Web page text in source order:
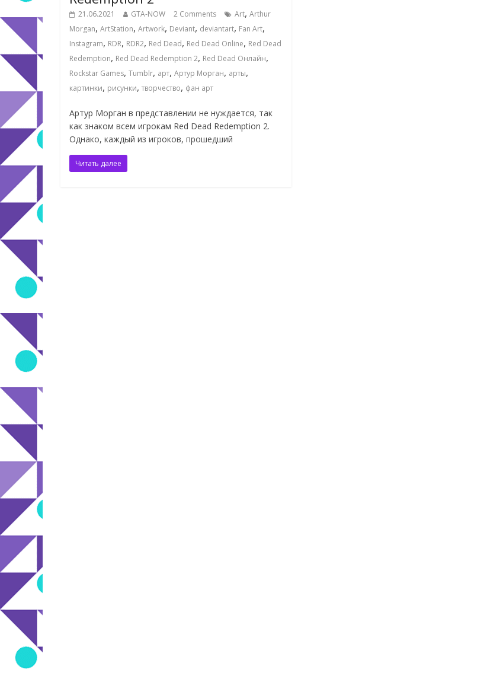
21.06.2021 GTA-NOW 2 Comments Art, Arthur
Morgan, ArtStation, Artwork, Deviant, deviantart, Fan Art,
Instagram, RDR, RDR2, Red Dead, Red Dead Online, Red Dead
Redemption, Red Dead Redemption 2, Red Dead Онлайн,
Rockstar Games, Tumblr, арт, Артур Морган, арты,
картинки, рисунки, творчество, фан арт
Артур Морган в представлении не нуждается, так
как знаком всем игрокам Red Dead Redemption 2.
Однако, каждый из игроков, прошедший
Читать далее